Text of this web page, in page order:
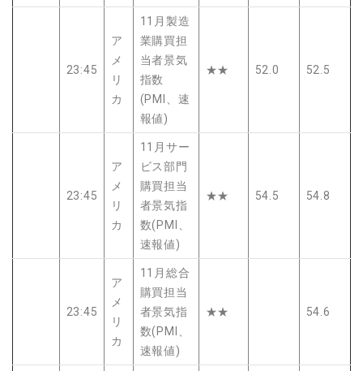
23:45
ア
メ
リ
カ
11月製造
業購買担
当者景気
指数
(PMI、速
報値)
★★ 52.0 52.5
23:45
ア
メ
リ
カ
11月サー
ビス部門
購買担当
者景気指
数(PMI、
速報値)
★★ 54.5 54.8
23:45
ア
メ
リ
カ
11月総合
購買担当
者景気指
数(PMI、
速報値)
★★ 54.6